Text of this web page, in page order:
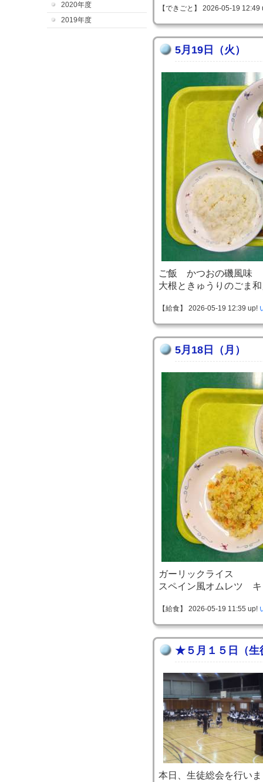
2020年度
2019年度
【できごと】 2026-05-19
5月19日（火）
ご飯 かつおの磯風味
大根ときゅうりのごま
【給食】 2026-05-19 12:39 up!
5月18日（月）
ガーリックライス
スペイン風オムレツ キ
【給食】 2026-05-19 11:55 up!
★５月１５日（生
本日、生徒総会を行い